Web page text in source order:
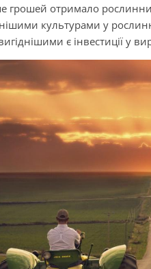
грошей отримало
культурами у
є інвестиції у